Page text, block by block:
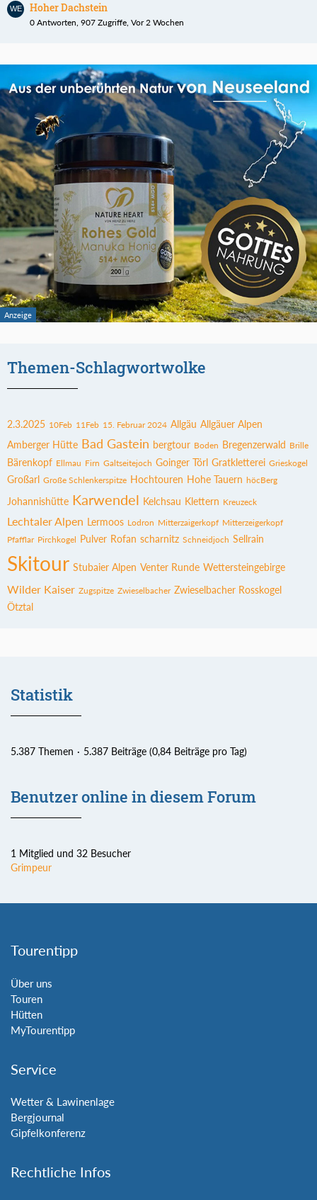
Hoher Dachstein
0 Antworten, 907 Zugriffe, Vor 2 Wochen
Themen-Schlagwortwolke
2.3.2025 10Feb 11Feb 15. Februar 2024 Allgäu Allgäuer Alpen
Amberger Hütte Bad Gastein bergtour Boden Bregenzerwald Brille
Bärenkopf Ellmau Firn Galtseitejoch Goinger Törl Gratkletterei Grieskogel
Großarl Große Schlenkerspitze Hochtouren Hohe Tauern höcBerg
Johannishütte Karwendel Kelchsau Klettern Kreuzeck
Lechtaler Alpen Lermoos Lodron Mitterzaigerkopf Mitterzeigerkopf
Pfafflar Pirchkogel Pulver Rofan scharnitz Schneidjoch Sellrain
Skitour Stubaier Alpen Venter Runde Wettersteingebirge
Wilder Kaiser Zugspitze Zwieselbacher Zwieselbacher Rosskogel
Ötztal
Statistik
5.387 Themen 5.387 Beiträge (0,84 Beiträge pro Tag)
Benutzer online in diesem Forum
1 Mitglied und 32 Besucher
Grimpeur
Tourentipp
Über uns
Touren
Hütten
MyTourentipp
Service
Wetter & Lawinenlage
Bergjournal
Gipfelkonferenz
Rechtliche Infos